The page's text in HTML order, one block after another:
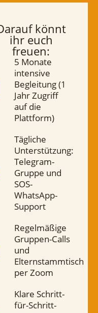
könnt
ihr euch
freuen:
5 Monate
intensive
Begleitung (1
Jahr Zugriff
auf die
Plattform)
Tägliche
Unterstützung:
Telegram-
Gruppe und
SOS-
WhatsApp-
Support
Regelmäßige
Gruppen-Calls
und
Elternstammtisch
per Zoom
Klare Schritt-
für-Schritt-